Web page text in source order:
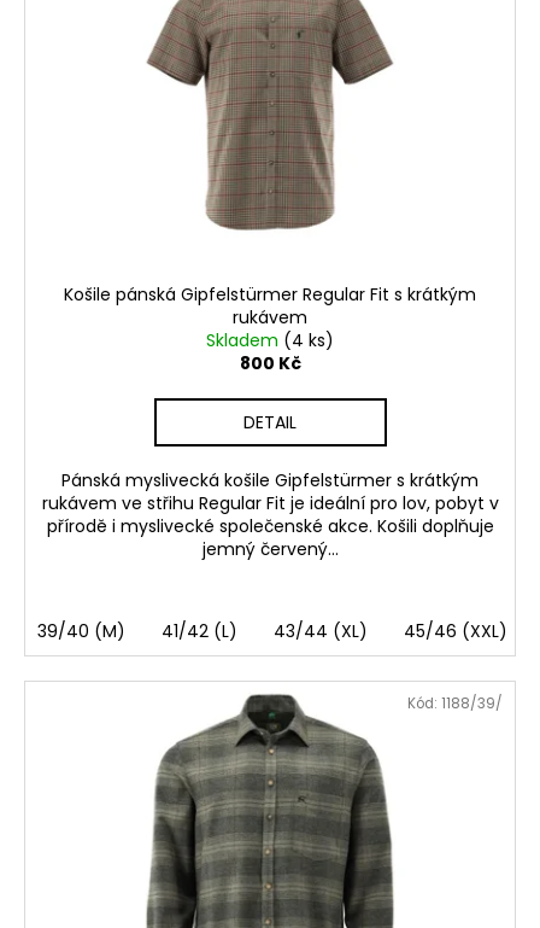
Košile pánská Gipfelstürmer Regular Fit s krátkým
rukávem
Skladem (4 ks)
800 Kč
DETAIL
Pánská myslivecká košile Gipfelstürmer s krátkým
rukávem ve střihu Regular Fit je ideální pro lov, pobyt v
přírodě i myslivecké společenské akce. Košili doplňuje
jemný červený...
39/40 (M) 41/42 (L) 43/44 (XL) 45/46 (XXL)
Kód: 1188/39/